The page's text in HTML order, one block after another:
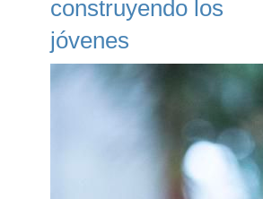
construyendo los
jóvenes